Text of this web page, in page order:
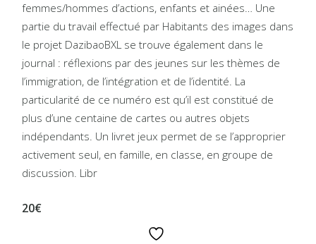
femmes/hommes d’actions, enfants et ainées… Une
partie du travail effectué par Habitants des images dans
le projet DazibaoBXL se trouve également dans le
journal : réflexions par des jeunes sur les thèmes de
l’immigration, de l’intégration et de l’identité. La
particularité de ce numéro est qu’il est constitué de
plus d’une centaine de cartes ou autres objets
indépendants. Un livret jeux permet de se l’approprier
activement seul, en famille, en classe, en groupe de
discussion. Libr
20€